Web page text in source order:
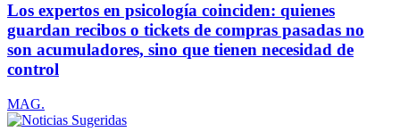
Los expertos en psicología coinciden: quienes
guardan recibos o tickets de compras pasadas no
son acumuladores, sino que tienen necesidad de
control
MAG.